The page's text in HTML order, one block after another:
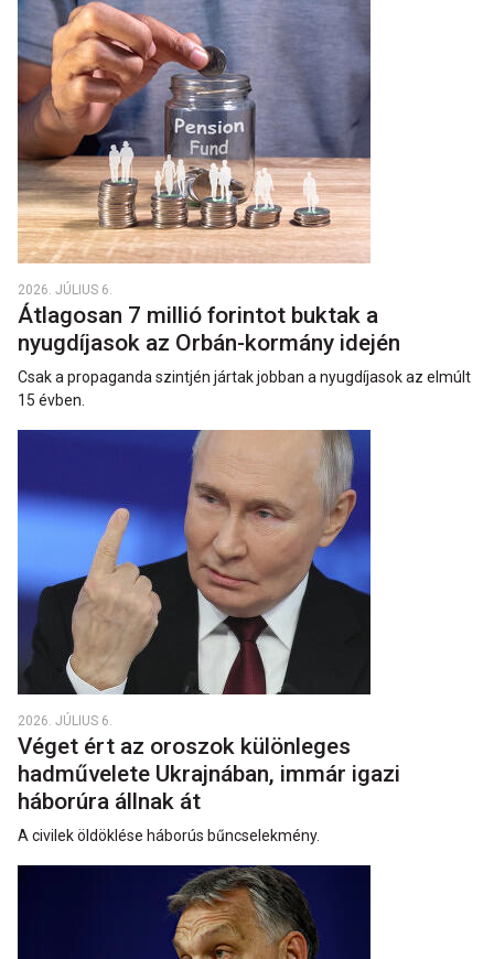
2026. JÚLIUS 6.
Átlagosan 7 millió forintot buktak a
nyugdíjasok az Orbán-kormány idején
Csak a propaganda szintjén jártak jobban a nyugdíjasok az elmúlt
15 évben.
2026. JÚLIUS 6.
Véget ért az oroszok különleges
hadművelete Ukrajnában, immár igazi
háborúra állnak át
A civilek öldöklése háborús bűncselekmény.